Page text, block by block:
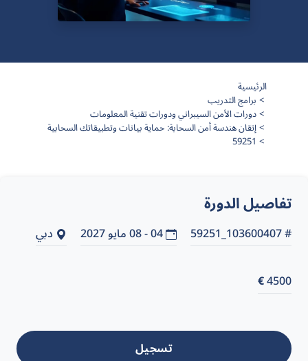
الرئيسية
برامج التدريب
دورات الأمن السيبراني ودورات تقنية المعلومات
إتقان هندسة أمن السحابة: حماية بيانات وتطبيقاتك السحابية
59251
تفاصيل الدورة
# 103600407_59251 04 - 08 مايو 2027 دبي
4500
€
تسجيل